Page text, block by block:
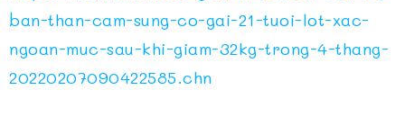
ban-than-cam-sung-co-gai-21-tuoi-lot-xac-
ngoan-muc-sau-khi-giam-32kg-trong-4-thang-
20220207090422585.chn